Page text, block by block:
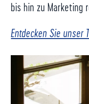
bis hin zu Marketing
Entdecken Sie unser